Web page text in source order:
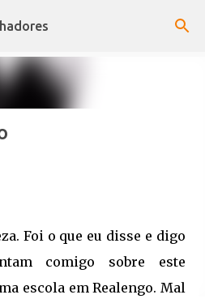
conteúdo principal
Foi o que eu disse e digo
comigo sobre este
escola em Realengo. Mal